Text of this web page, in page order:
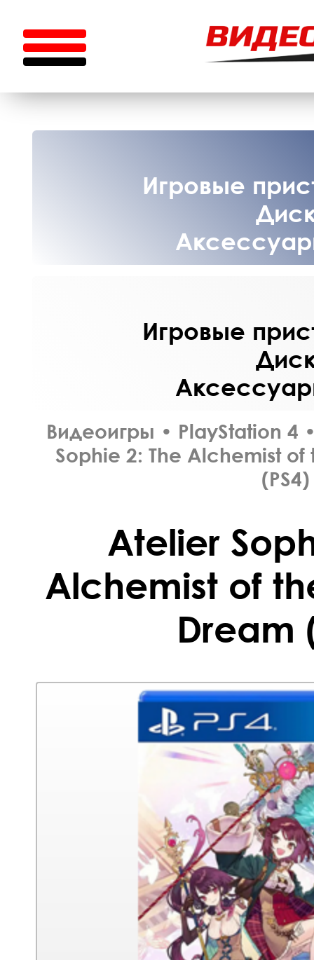
Игровые
Игровые
Видеоигры • PlayStation 4
Sophie 2: The Alchemist
(PS4)
Atelier
Alchemist of
Dream